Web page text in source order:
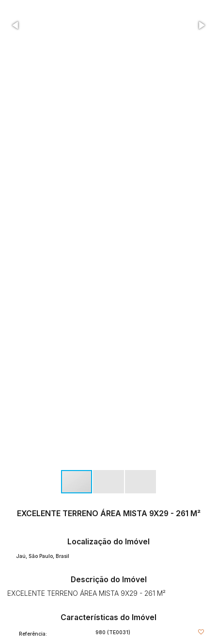
EXCELENTE TERRENO ÁREA MISTA 9X29 - 261 M²
Localização do Imóvel
Jaú, São Paulo, Brasil
Descrição do Imóvel
EXCELENTE TERRENO ÁREA MISTA 9X29 - 261 M²
Características do Imóvel
Referência: 980 (TE0031)